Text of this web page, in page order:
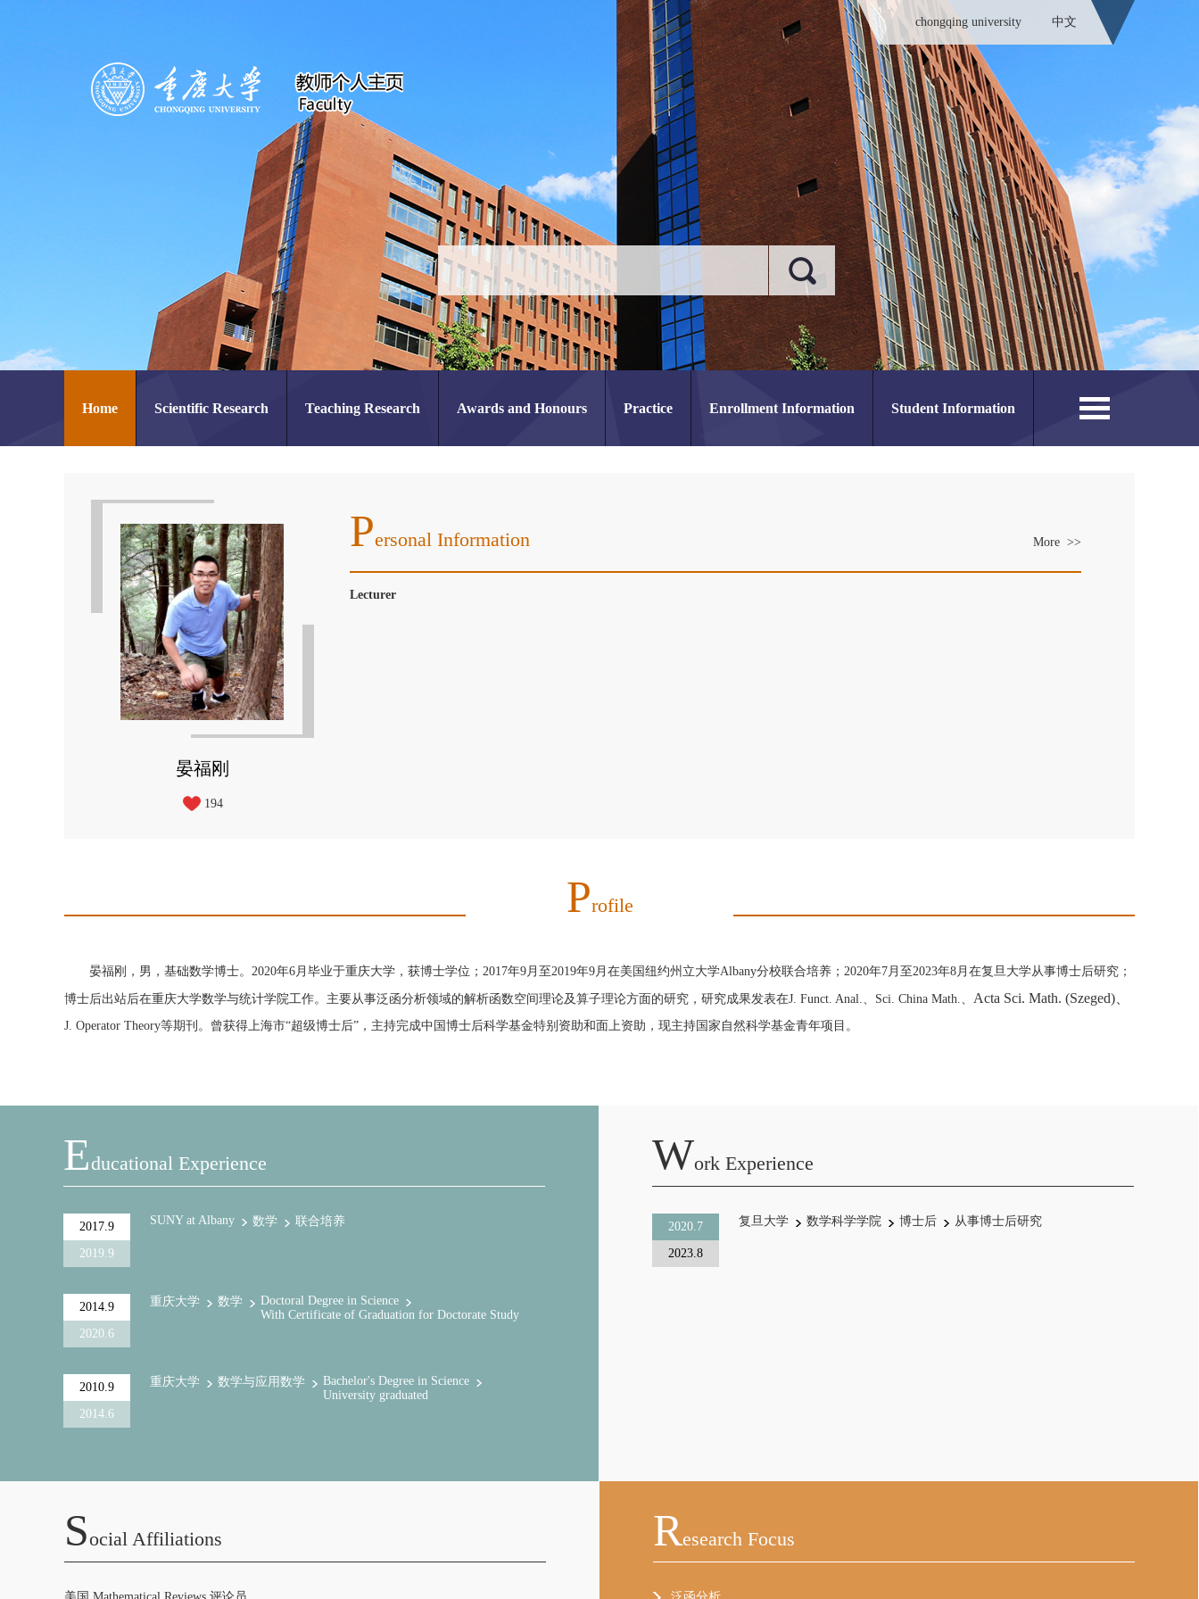
chongqing university 中文
Home Scientific Research Teaching Research Awards and Honours Practice Enrollment Information Student Information
晏福刚
194
PErsonal Information More >>
Lecturer
PRofile
晏福刚，男，基础数学博士。2020年6月毕业于重庆大学，获博士学位；2017年9月至2019年9月在美国纽约州立大学Albany分校联合培养；2020年7月至2023年8月在复旦大学从事博士后研究；
博士后出站后在重庆大学数学与统计学院工作。 主要从事泛函分析领域的解析函数空间理论及算子理论方面的研究，研究成果发表在J. Funct. Anal.、 Sci. China Math.、 Acta Sci. Math. (Szeged)、
J. Operator Theory等期刊。 曾获得上海市“超级博士后” ，主持完成中国博士后科学基金特别资助和面上资助，现主持 国家自然科学基金青年项目。
EDucational Experience
2017.9
2019.9
SUNY at Albany 数学 联合培养
2014.9
2020.6
重庆大学 数学
Doctoral Degree in Science
With Certificate of Graduation for Doctorate Study
2010.9
2014.6
重庆大学 数学与应用数学
Bachelor's Degree in Science
University graduated
WOrk Experience
2020.7
2023.8
复旦大学 数学科学学院 博士后 从事博士后研究
SOcial Affiliations REsearch Focus